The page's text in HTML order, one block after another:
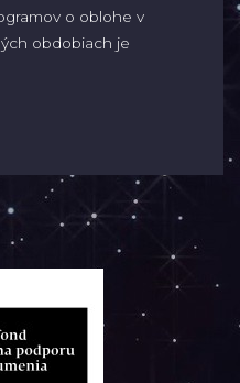
o oblohe v
obdobiach je